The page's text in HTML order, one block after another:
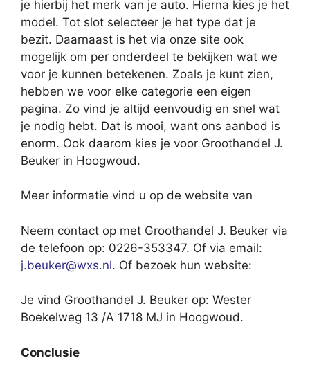
je hierbij het merk van je auto. Hierna kies je het
model. Tot slot selecteer je het type dat je
bezit. Daarnaast is het via onze site ook
mogelijk om per onderdeel te bekijken wat we
voor je kunnen betekenen. Zoals je kunt zien,
hebben we voor elke categorie een eigen
pagina. Zo vind je altijd eenvoudig en snel wat
je nodig hebt. Dat is mooi, want ons aanbod is
enorm. Ook daarom kies je voor Groothandel J.
Beuker in Hoogwoud.
Meer informatie vind u op de website van
Neem contact op met Groothandel J. Beuker via
de telefoon op: 0226-353347. Of via email:
j.beuker@wxs.nl. Of bezoek hun website:
Je vind Groothandel J. Beuker op: Wester
Boekelweg 13 /A 1718 MJ in Hoogwoud.
Conclusie